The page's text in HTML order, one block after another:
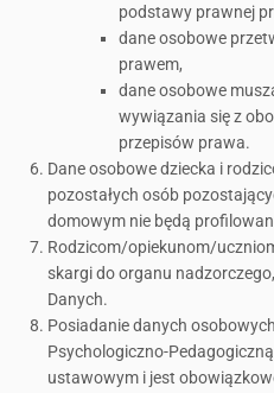
podstawy prawnej
dane osobowe
prawem,
dane osobowe
wywiązania się z
przepisów prawa.
Dane osobowe dziecka i
pozostałych osób
domowym nie będą
Rodzicom/opiekunom/
skargi do organu
Danych.
Posiadanie danych
Psychologiczno-
ustawowym i jest